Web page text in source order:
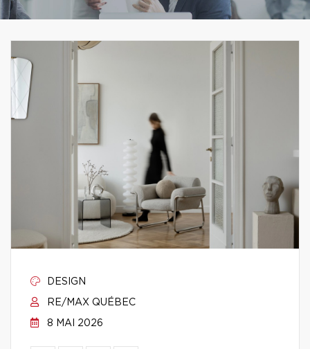
DESIGN
RE/MAX QUÉBEC
8 MAI 2026